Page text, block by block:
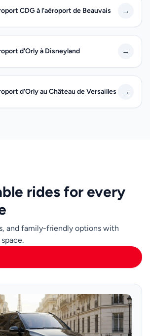
CDG à l'aéroport de Beauvais →
d'Orly à Disneyland →
d'Orly au Château de Versailles →
rides for every
and family-friendly options with